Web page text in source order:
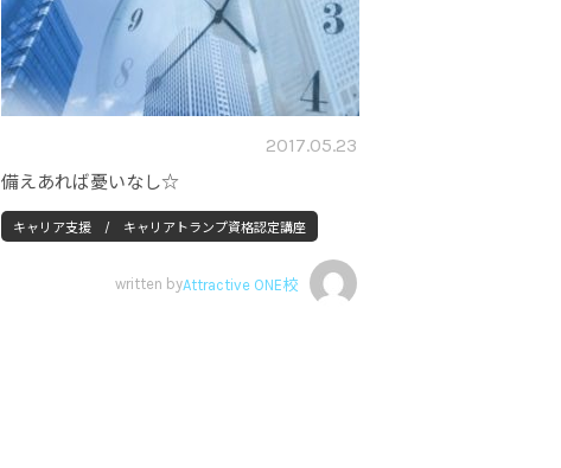
2017.05.23
備えあれば憂いなし☆
キャリア支援 / キャリアトランプ資格認定講座
written byAttractive ONE校